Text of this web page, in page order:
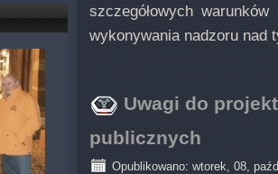
szczegółowych
wykonywania nadzoru
Uwagi do
publicznych
Opublikowano: wtorek, 08,